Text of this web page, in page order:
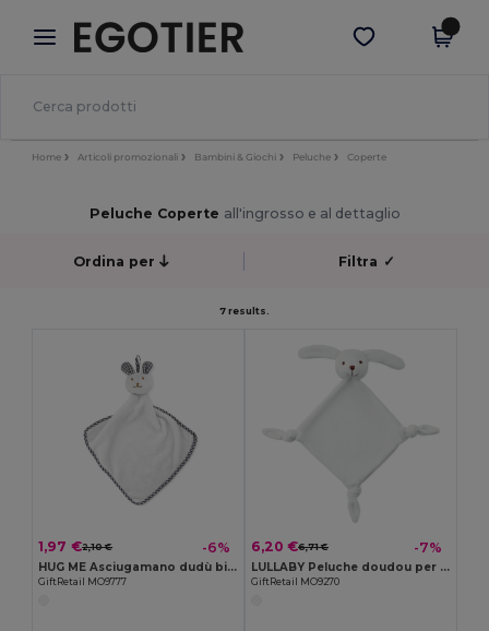
× App Egotier
Prezzi migliori sull'app!
Scarica app
Home Articoli promozionali Bambini & Giochi Peluche Coperte
Peluche Coperte all'ingrosso e al dettaglio
Ordina per Filtra ✓
7 results.
1,97 €2,10 € -6%
HUG ME Asciugamano dudù bimbo
GiftRetail MO9777
6,20 €6,71 € -7%
LULLABY Peluche doudou per neonati
GiftRetail MO9270